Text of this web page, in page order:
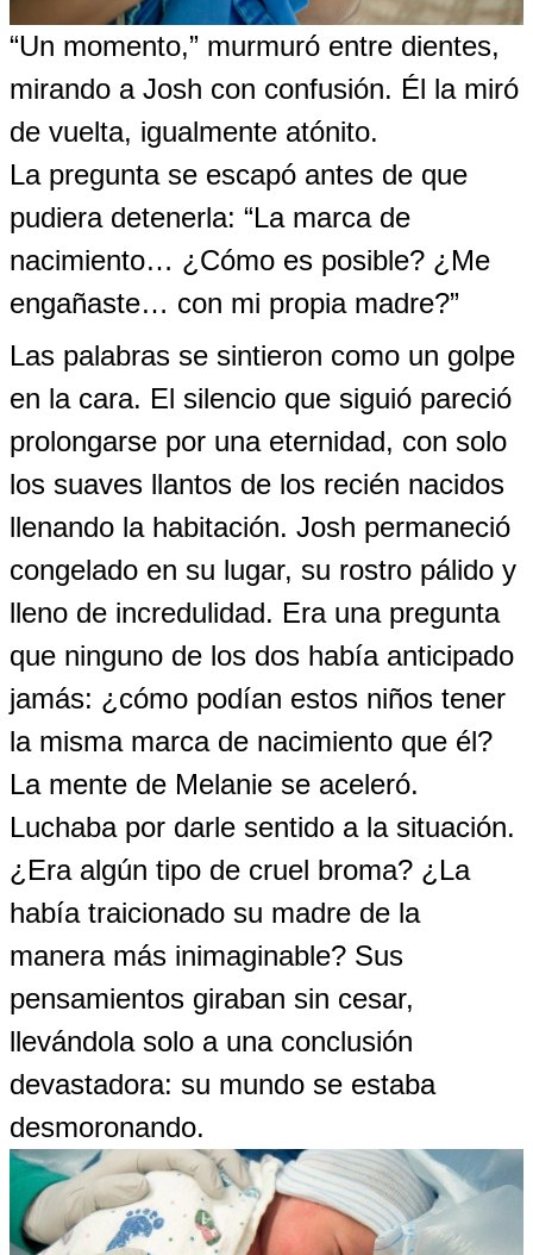
“Un momento,” murmuró entre dientes,
mirando a Josh con confusión. Él la miró
de vuelta, igualmente atónito.
La pregunta se escapó antes de que
pudiera detenerla: “La marca de
nacimiento… ¿Cómo es posible? ¿Me
engañaste… con mi propia madre?”
Las palabras se sintieron como un golpe
en la cara. El silencio que siguió pareció
prolongarse por una eternidad, con solo
los suaves llantos de los recién nacidos
llenando la habitación. Josh permaneció
congelado en su lugar, su rostro pálido y
lleno de incredulidad. Era una pregunta
que ninguno de los dos había anticipado
jamás: ¿cómo podían estos niños tener
la misma marca de nacimiento que él?
La mente de Melanie se aceleró.
Luchaba por darle sentido a la situación.
¿Era algún tipo de cruel broma? ¿La
había traicionado su madre de la
manera más inimaginable? Sus
pensamientos giraban sin cesar,
llevándola solo a una conclusión
devastadora: su mundo se estaba
desmoronando.